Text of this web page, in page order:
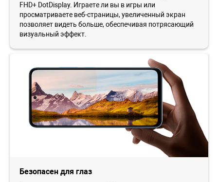
FHD+ DotDisplay. Играете ли вы в игры или
просматриваете веб-страницы, увеличенный экран
позволяет видеть больше, обеспечивая потрясающий
визуальный эффект.
Безопасен для глаз